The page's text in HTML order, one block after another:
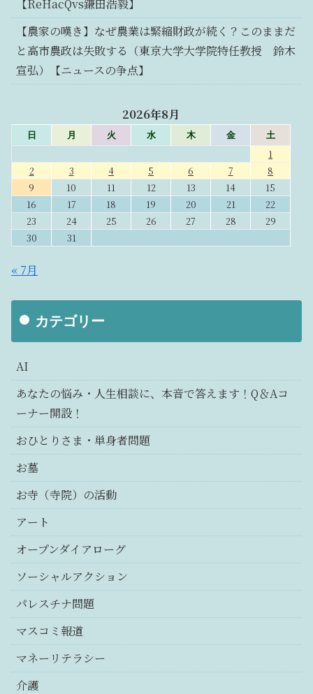
【ReHacQvs鎌田浩毅】
【農家の嘆き】なぜ農業は緊縮財政が続く？このままだ
と高市農政は失敗する（東京大学大学院特任教授 鈴木
宣弘）【ニュースの争点】
2026年8月
日 月 火 水 木 金 土
1
2
3 4 5 6 7
8
9
10 11 12 13 14
15
16
17 18 19 20 21
22
23
24 25 26 27 28
29
30
31
« 7月
カテゴリー
AI
あなたの悩み・人生相談に、本音で答えます！Q＆Aコ
ーナー開設！
おひとりさま・単身者問題
お墓
お寺（寺院）の活動
アート
オープンダイアローグ
ソーシャルアクション
パレスチナ問題
マスコミ報道
マネーリテラシー
介護